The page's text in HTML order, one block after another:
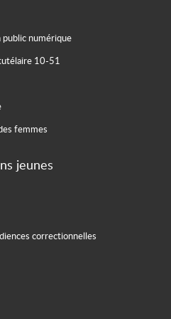
numérique
10-51
femmes
jeunes
correctionnelles